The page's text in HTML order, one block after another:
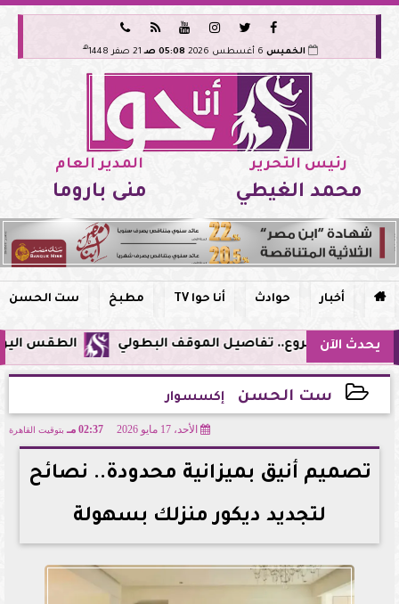






الخميس 05:08 صـ 21 صفر 1448 هـ
رئيس التحرير
محمد الغيطي
المدير العام
منى باروما
 أخبار حوادث أنا حوا TV مطبخ ست الحسن
يحدث الآن الطقس اليوم في مصر..
ست الحسن إكسسوار
الأحد، 17 مايو 2026 02:37 مـ بتوقيت القاهرة
تصميم أنيق بميزانية محدودة.. نصائح
لتجديد ديكور منزلك بسهولة